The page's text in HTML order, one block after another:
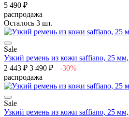
5 490 ₽
распродажа
Осталось 3 шт.
Sale
Узкий ремень из кожи saffiano, 25
2 443 ₽ 3 490 ₽
-30%
распродажа
Sale
Узкий ремень из кожи saffiano, 25